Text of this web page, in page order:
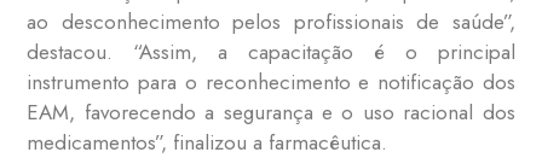
ao desconhecimento pelos profissionais de saúde”,
destacou. “Assim, a capacitação é o principal
instrumento para o reconhecimento e notificação dos
EAM, favorecendo a segurança e o uso racional dos
medicamentos”, finalizou a farmacêutica.